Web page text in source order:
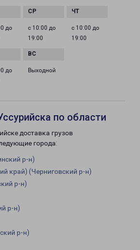
до
с 10:00 до
19:00
с 10:00 до
19:00
до
Выходной
по области
доставка грузов
города:
р-н)
край) (Черниговский р-н)
р-н)
р-н)
р-н)